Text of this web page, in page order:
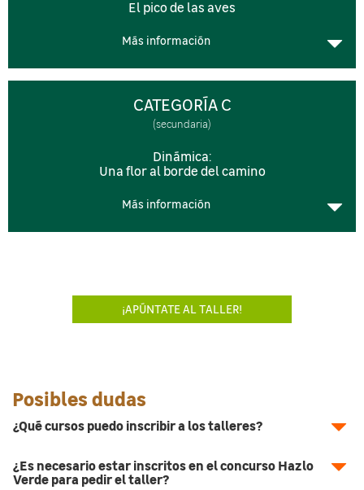
El pico de las aves
Más información
CATEGORÍA C
(secundaria)
Dinámica:
Una flor al borde del camino
Más información
¡APÚNTATE AL TALLER!
Posibles dudas
¿Qué cursos puedo inscribir a los talleres?
¿Es necesario estar inscritos en el concurso Hazlo
Verde para pedir el taller?